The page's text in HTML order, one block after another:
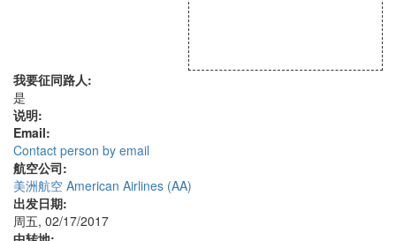
我要征同路人:
是
说明:
Email:
Contact person by email
航空公司:
美洲航空 American Airlines (AA)
出发日期:
周五, 02/17/2017